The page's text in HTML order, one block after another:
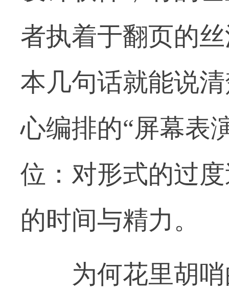
者执着于翻页的
本几句话就能说
心编排的“屏幕表
位：对形式的过
的时间与精力。
为何花里胡哨